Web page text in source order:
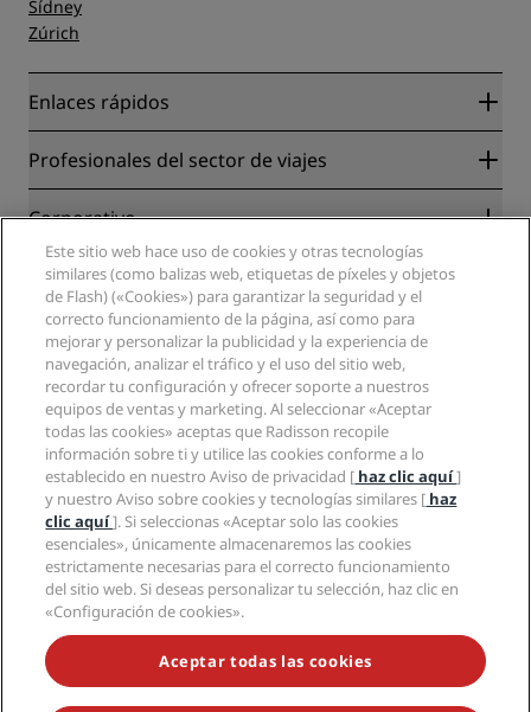
Sídney
Zúrich
Enlaces rápidos
Radisson Rewards
Blog
Nuevos hoteles y próximas aperturas
Aplicación de Radisson Hotels
Hoteles Sports Approved
Hoteles ideales para familias
Salud y seguridad
Profesionales del sector de viajes
Colaboradores
Corporativo
Radisson Hotel Group
Medios
Empleos en RHG
Empleos en PPHE
Empleos en EHL
The Club by RHG
Oportunidades de desarrollo
Responsabilidad social corporativa
Compras
Información legal
Centro de privacidad
Aviso legal
Términos y condiciones de Radisson Rewards
Acuerdo de uso del sitio
Accesibilidad digital
Declaración sobre la esclavitud moderna
Ayuda
Avisos al consumidor
Contacto
Preguntas frecuentes
Mapa del sitio
Redes sociales
Marcas de Radisson Hotels
NO TE PIERDAS NUESTRAS OFERTAS MÁS POPULARES
Este sitio web hace uso de cookies y otras tecnologías
similares (como balizas web, etiquetas de píxeles y objetos
de Flash) («Cookies») para garantizar la seguridad y el
correcto funcionamiento de la página, así como para
mejorar y personalizar la publicidad y la experiencia de
navegación, analizar el tráfico y el uso del sitio web,
recordar tu configuración y ofrecer soporte a nuestros
equipos de ventas y marketing. Al seleccionar «Aceptar
todas las cookies» aceptas que Radisson recopile
información sobre ti y utilice las cookies conforme a lo
establecido en nuestro Aviso de privacidad [ haz clic aquí]
y nuestro Aviso sobre cookies y tecnologías similares [ haz
clic aquí]. Si seleccionas «Aceptar solo las cookies
esenciales», únicamente almacenaremos las cookies
estrictamente necesarias para el correcto funcionamiento
del sitio web. Si deseas personalizar tu selección, haz clic en
«Configuración de cookies».
Aceptar todas las cookies